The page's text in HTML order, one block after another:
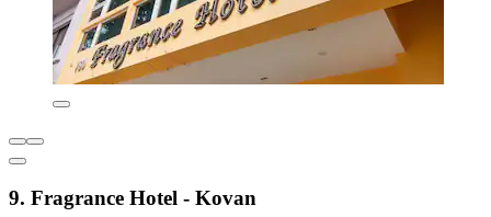
9. Fragrance Hotel - Kovan